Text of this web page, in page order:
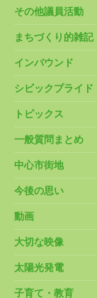
その他議員活動
まちづくり的雑記
インバウンド
シビックプライド
トピックス
一般質問まとめ
中心市街地
今後の思い
動画
大切な映像
太陽光発電
子育て・教育